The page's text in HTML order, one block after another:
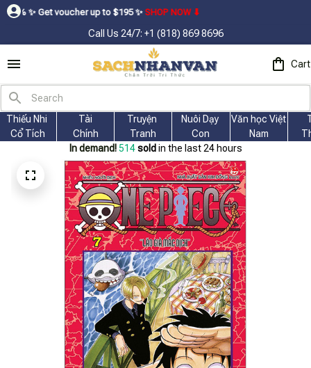
voucher up to $195ㅤ ✨ㅤSHOP NOW ⬇
Call Us 24/7: +1 (818) 869 8696
Cart
Thiếu Nhi
Cổ Tích
Tài
Chính
Truyện
Tranh
Nuôi Dạy
Con
Văn học Việt
Nam
In demand! 516 sold in the last 24 hours